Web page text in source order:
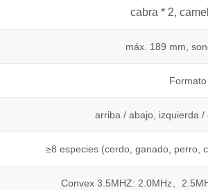
cabra * 2,
máx. 189 mm,
Formato
arriba / abajo, izquierda
≥8 especies (cerdo, ganado, perro,
Convex 3.5MHZ: 2.0MHz、